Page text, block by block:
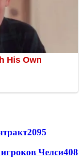
2095
Челси408